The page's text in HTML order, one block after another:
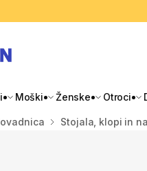
Moški Ženske Otroci
Stojala, klopi in